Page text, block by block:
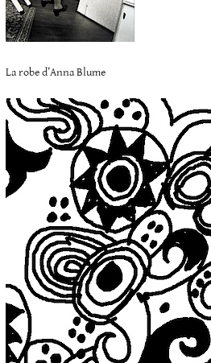
La robe d’Anna Blume